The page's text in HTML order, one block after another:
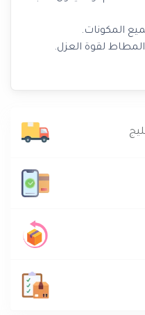
المكونات.
لقوة العزل.